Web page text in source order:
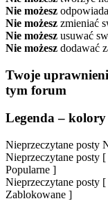
Nie możesz
Nie możesz zmieniać
Nie możesz usuwać
Nie możesz dodawać
Twoje
tym forum
Legenda –
Nieprzeczytane posty
Nieprzeczytane posty
Popularne ]
Nieprzeczytane posty
Zablokowane ]